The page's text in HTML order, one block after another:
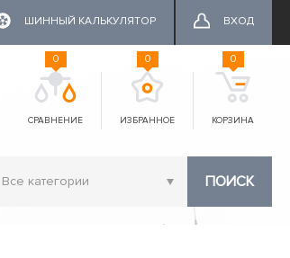
ШИННЫЙ КАЛЬКУЛЯТОР ВХОД
СРАВНЕНИЕ
0
ИЗБРАННОЕ
0
КОРЗИНА
0
ПОИСК